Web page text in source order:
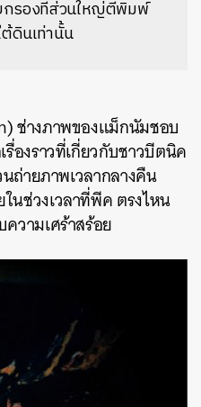
กรองที่ส่วนใหญ่ตีพิมพ์
ดินเท่านั้น
ช่างภาพของแม็กนัมชอบ
รื่องราวที่เกี่ยวกับชาวบีตนิค
ถ่ายภาพเวลากลางคืน
นช่วงเวลาที่พีค ตรงไหน
วามเศร้าสร้อย